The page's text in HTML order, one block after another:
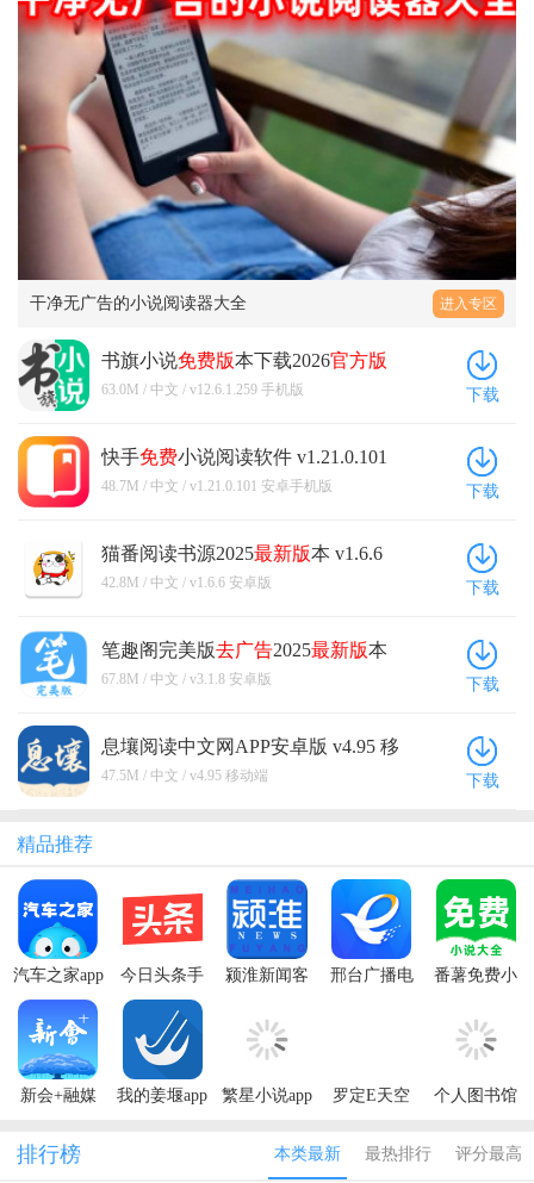
干净无广告的小说阅读器大全 进入专区
书旗小说免费版本下载2026官方版
v12.6.1.259 手机版
63.0M / 中文 / v12.6.1.259 手机版 下载
快手免费小说阅读软件 v1.21.0.101
安卓手机版
48.7M / 中文 / v1.21.0.101 安卓手机版 下载
猫番阅读书源2025最新版本 v1.6.6
安卓版
42.8M / 中文 / v1.6.6 安卓版 下载
笔趣阁完美版去广告2025最新版本
v3.1.8 安卓版
67.8M / 中文 / v3.1.8 安卓版 下载
息壤阅读中文网APP安卓版 v4.95 移
动端
47.5M / 中文 / v4.95 移动端 下载
精品推荐
汽车之家app
最新版本
今日头条手
机app最新版
颍淮新闻客
邢台广播电
番薯免费小
版
新会+融媒
我的姜堰app
繁星小说app
新版2024
罗定E天空
2024
个人图书馆
2024
排行榜 本类最新 最热排行 评分最高